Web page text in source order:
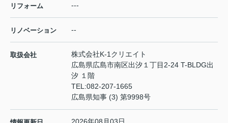
リフォーム ---
リノベーション --
取扱会社
株式会社K-1クリエイト
広島県広島市南区出汐１丁目2-24 T-BLDG出
汐 １階
TEL:082-207-1665
広島県知事 (3) 第9998号